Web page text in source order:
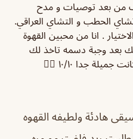
من بعد توصيات و مدح
الحطب و التشاي العراقي.
. انا من محبين القهوة
بعد وجبة دسمه تاخذ لك
جدا ١٠/١٠ 👍🏽
هادئة ولطيفه القهوه